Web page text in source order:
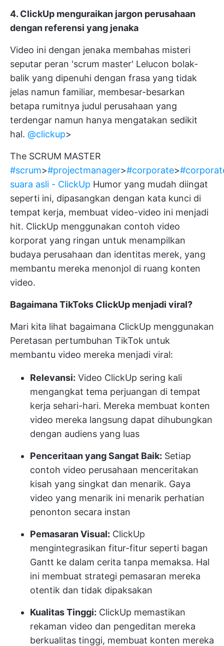
4. ClickUp menguraikan jargon perusahaan
dengan referensi yang jenaka
Video ini dengan jenaka membahas misteri
seputar peran 'scrum master' Lelucon bolak-
balik yang dipenuhi dengan frasa yang tidak
jelas namun familiar, membesar-besarkan
betapa rumitnya judul perusahaan yang
terdengar namun hanya mengatakan sedikit
hal. @clickup>
The SCRUM MASTER
#scrum>#projectmanager>#corporate>
suara asli - ClickUp Humor yang mudah diingat
seperti ini, dipasangkan dengan kata kunci di
tempat kerja, membuat video-video ini menjadi
hit. ClickUp menggunakan contoh video
korporat yang ringan untuk menampilkan
budaya perusahaan dan identitas merek, yang
membantu mereka menonjol di ruang konten
video.
Bagaimana TikToks ClickUp menjadi viral?
Mari kita lihat bagaimana ClickUp menggunakan
Peretasan pertumbuhan TikTok untuk
membantu video mereka menjadi viral:
Relevansi: Video ClickUp sering kali
mengangkat tema perjuangan di tempat
kerja sehari-hari. Mereka membuat konten
video mereka langsung dapat dihubungkan
dengan audiens yang luas
Penceritaan yang Sangat Baik: Setiap
contoh video perusahaan menceritakan
kisah yang singkat dan menarik. Gaya
video yang menarik ini menarik perhatian
penonton secara instan
Pemasaran Visual: ClickUp
mengintegrasikan fitur-fitur seperti bagan
Gantt ke dalam cerita tanpa memaksa. Hal
ini membuat strategi pemasaran mereka
otentik dan tidak dipaksakan
Kualitas Tinggi: ClickUp memastikan
rekaman video dan pengeditan mereka
berkualitas tinggi, membuat konten mereka